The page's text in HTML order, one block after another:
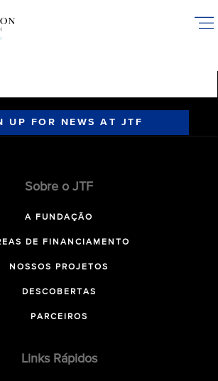
UP FOR NEWS AT JTF
Sobre o JTF
A FUNDAÇÃO
DE FINANCIAMENTO
NOSSOS PROJETOS
DESCOBERTAS
PARCEIROS
Links Rápidos